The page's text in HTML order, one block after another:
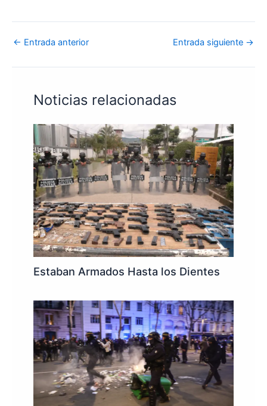
← Entrada anterior Entrada siguiente →
Noticias relacionadas
Estaban Armados Hasta los Dientes